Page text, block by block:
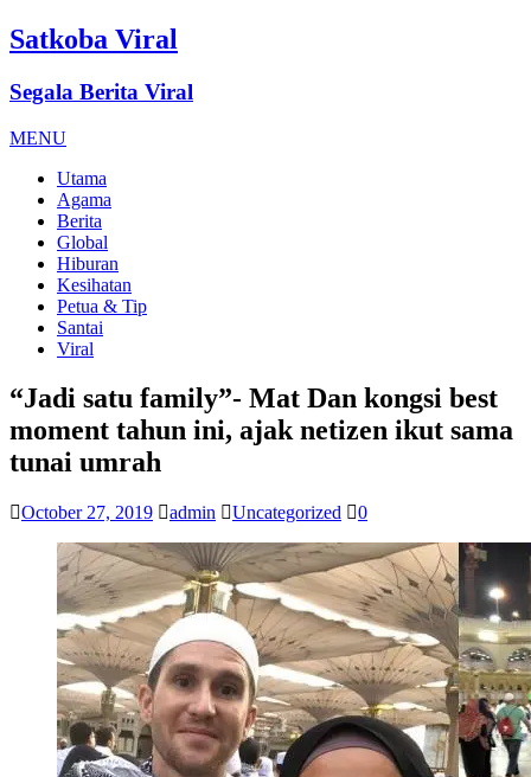
Satkoba Viral
Segala Berita Viral
MENU
Utama
Agama
Berita
Global
Hiburan
Kesihatan
Petua & Tip
Santai
Viral
“Jadi satu family”- Mat Dan kongsi best
moment tahun ini, ajak netizen ikut sama
tunai umrah
October 27, 2019 admin Uncategorized 0